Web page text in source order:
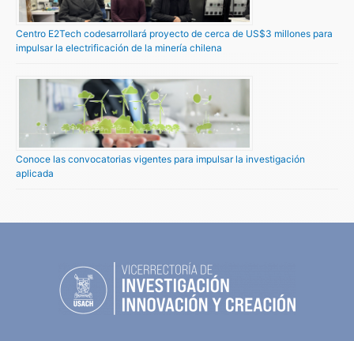
Centro E2Tech codesarrollará proyecto de cerca de US$3 millones para
impulsar la electrificación de la minería chilena
Conoce las convocatorias vigentes para impulsar la investigación
aplicada